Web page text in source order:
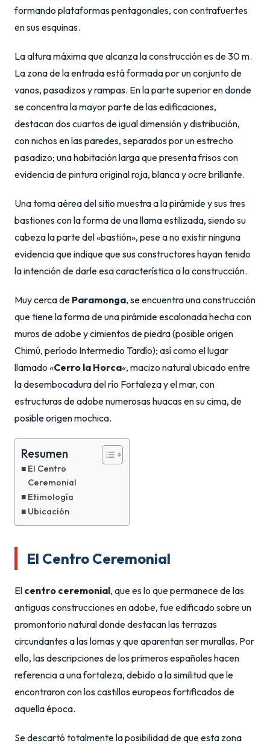
formando plataformas pentagonales, con contrafuertes
en sus esquinas.
La altura máxima que alcanza la construcción es de 30 m.
La zona de la entrada está formada por un conjunto de
vanos, pasadizos y rampas. En la parte superior en donde
se concentra la mayor parte de las edificaciones,
destacan dos cuartos de igual dimensión y distribución,
con nichos en las paredes, separados por un estrecho
pasadizo; una habitación larga que presenta frisos con
evidencia de pintura original roja, blanca y ocre brillante.
Una toma aérea del sitio muestra a la pirámide y sus tres
bastiones con la forma de una llama estilizada, siendo su
cabeza la parte del «bastión», pese a no existir ninguna
evidencia que indique que sus constructores hayan tenido
la intención de darle esa característica a la construcción.
Muy cerca de Paramonga, se encuentra una construcción
que tiene la forma de una pirámide escalonada hecha con
muros de adobe y cimientos de piedra (posible origen
Chimú, período Intermedio Tardío); así como el lugar
llamado «Cerro la Horca«, macizo natural ubicado entre
la desembocadura del río Fortaleza y el mar, con
estructuras de adobe numerosas huacas en su cima, de
posible origen mochica.
Resumen
El Centro
Ceremonial
Etimología
Ubicación
El Centro Ceremonial
El centro ceremonial, que es lo que permanece de las
antiguas construcciones en adobe, fue edificado sobre un
promontorio natural donde destacan las terrazas
circundantes a las lomas y que aparentan ser murallas. Por
ello, las descripciones de los primeros españoles hacen
referencia a una fortaleza, debido a la similitud que le
encontraron con los castillos europeos fortificados de
aquella época.
Se descartó totalmente la posibilidad de que esta zona